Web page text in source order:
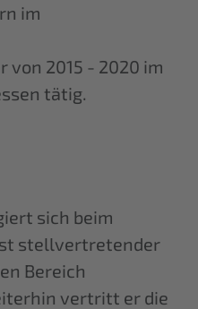
im
von 2015 - 2020 im
tätig.
sich beim
ist stellvertretender
Bereich
vertritt er die